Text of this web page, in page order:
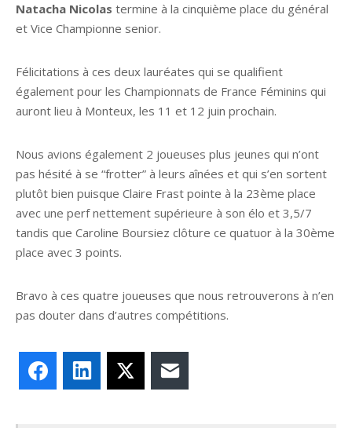
Natacha Nicolas termine à la cinquième place du général
et Vice Championne senior.
Félicitations à ces deux lauréates qui se qualifient
également pour les Championnats de France Féminins qui
auront lieu à Monteux, les 11 et 12 juin prochain.
Nous avions également 2 joueuses plus jeunes qui n’ont
pas hésité à se “frotter” à leurs aînées et qui s’en sortent
plutôt bien puisque Claire Frast pointe à la 23ème place
avec une perf nettement supérieure à son élo et 3,5/7
tandis que Caroline Boursiez clôture ce quatuor à la 30ème
place avec 3 points.
Bravo à ces quatre joueuses que nous retrouverons à n’en
pas douter dans d’autres compétitions.
FacebookLinkedIn